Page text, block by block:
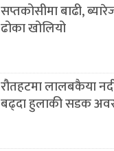
सप्तकोसीमा बाढी,
ढोका खोलियो
रौतहटमा लालबकैया
बढ्दा हुलाकी सडक